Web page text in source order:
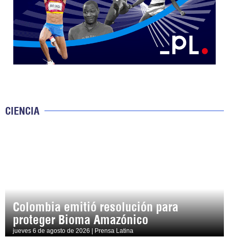
CIENCIA
Colombia emitió resolución para
proteger Bioma Amazónico
jueves 6 de agosto de 2026 | Prensa Latina